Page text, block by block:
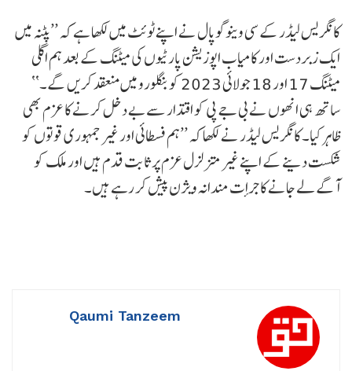
کانگریس لیڈر کے سی وینوگوپال نے اپنے ٹوئٹ میں لکھا ہے کہ ’’پٹنہ میں
ایک زبردست اور کامیاب اپوزیشن پارٹیوں کی میٹنگ کے بعد ہم اگلی
میٹنگ 17 اور 18 جولائی 2023 کو بنگلورو میں منعقد کریں گے۔‘‘
ساتھ ہی انھوں نے بی جے پی کو اقتدار سے بے دخل کرنے کا عزم بھی
ظاہر کیا۔ کانگریس لیڈر نے لکھا کہ ’’ہم فسطائی اور غیر جمہوری قوتوں کو
شکست دینے کے اپنے غیر متزلزل عزم پر ثابت قدم ہیں اور ملک کو
آگے لے جانے کا جرأت مندانہ ویژن پیش کر رہے ہیں۔
Qaumi Tanzeem